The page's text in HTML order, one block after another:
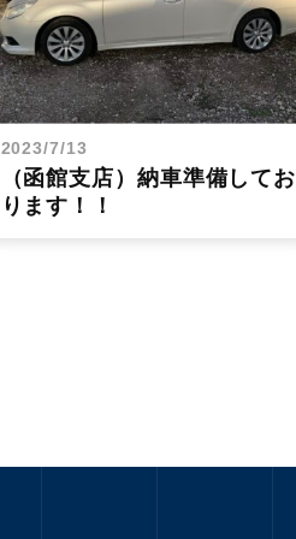
2023/7/13
（函館支店）納車準備してお
ります！！